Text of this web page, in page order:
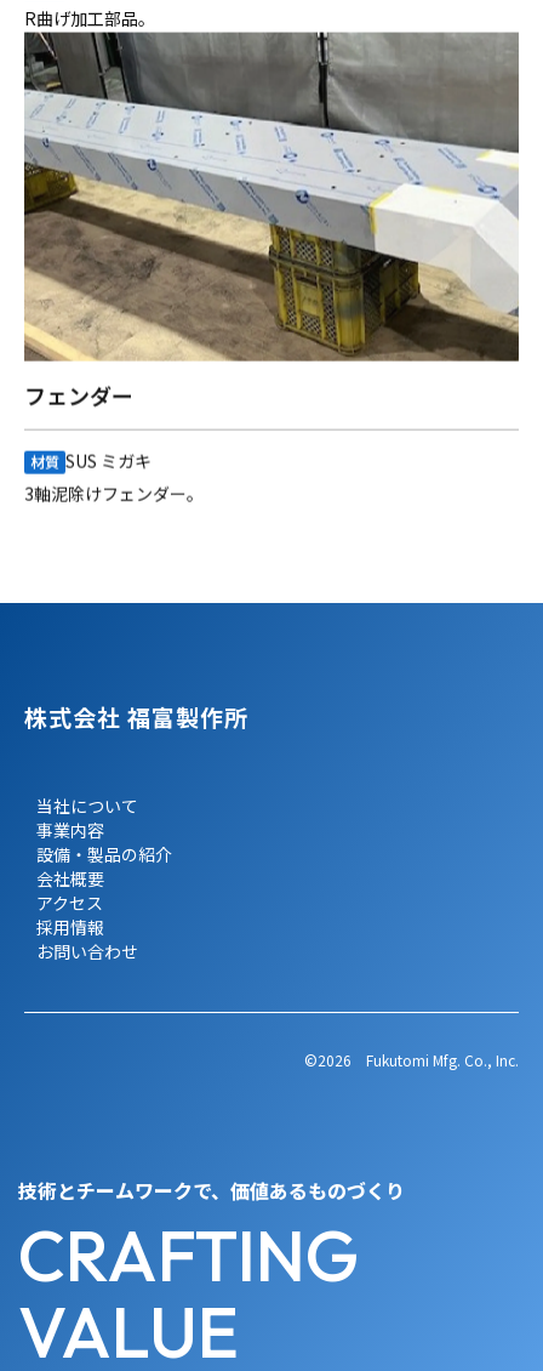
R曲げ加工部品。
フェンダー
材質 SUS ミガキ
3軸泥除けフェンダー。
株式会社 福富製作所
当社について
事業内容
設備・製品の紹介
会社概要
アクセス
採用情報
お問い合わせ
©2026 Fukutomi Mfg. Co., Inc.
技術とチームワークで、価値あるものづくり
CRAFTING
VALUE